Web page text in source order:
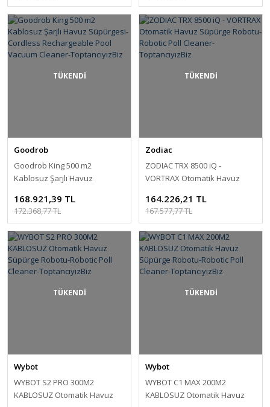
TÜKENDİ
Goodrob
Goodrob King 500 m2
Kablosuz Şarjlı Havuz
Rechargeable Pool Vacuum
Cleaner-ToptancıyızBiz
168.921,39 TL
172.368,77 TL
TÜKENDİ
Zodiac
ZODIAC TRX 8500 iQ -
VORTRAX Otomatik Havuz
Cleaner-ToptancıyızBiz
164.226,21 TL
167.577,77 TL
TÜKENDİ
Wybot
WYBOT S2 PRO 300M2
KABLOSUZ Otomatik Havuz
TÜKENDİ
Wybot
WYBOT C1 MAX 200M2
KABLOSUZ Otomatik Havuz